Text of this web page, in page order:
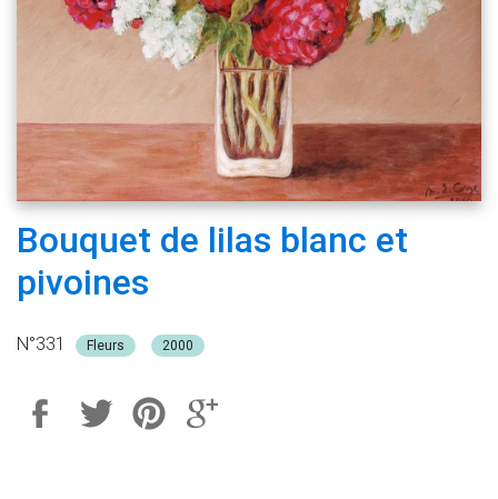
Bouquet de lilas blanc et
pivoines
N°331 Fleurs 2000